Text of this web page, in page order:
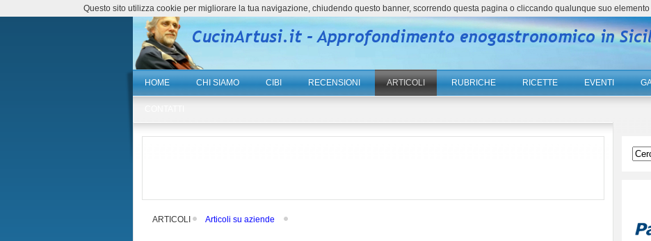
HOME CHI SIAMO CIBI RECENSIONI ARTICOLI RUBRICHE RICETTE EVENTI
ARTICOLI Articoli su aziende
Questo sito utilizza cookie per migliorare la tua navigazione, chiudendo questo banner, scorrendo questa pagina o cliccando qualunque suo